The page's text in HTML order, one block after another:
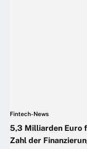
Fintech-News
5,3 Milliarden Euro
Zahl der